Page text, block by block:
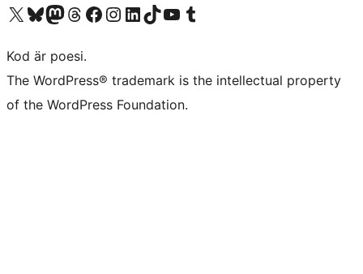
Besök vår X-konto (f.d. Twitter)
Besök vårt Bluesky-konto
Besök vårt Mastodon-konto
Besök vårt Thread-konto
Besök vår Facebook-sidaBesök vårt Instagram-konto
Besök vårt LinkedIn-konto
Besök vårt TikTok-konto
Besök vår YouTube-kanalBesök vårt Tumblr-konto
Kod är poesi.
The WordPress® trademark is the intellectual property
of the WordPress Foundation.